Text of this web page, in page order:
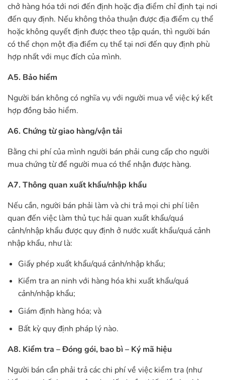
chở hàng hóa tới nơi đến định hoặc địa điểm chỉ định tại nơi
đến quy định. Nếu không thỏa thuận được địa điểm cụ thể
hoặc không quyết định được theo tập quán, thì người bán
có thể chọn một địa điểm cụ thể tại nơi đến quy định phù
hợp nhất với mục đích của mình.
A5. Bảo hiểm
Người bán không có nghĩa vụ với người mua về việc ký kết
hợp đồng bảo hiểm.
A6. Chứng từ giao hàng/vận tải
Bằng chi phí của mình người bán phải cung cấp cho người
mua chứng từ để người mua có thể nhận được hàng.
A7. Thông quan xuất khẩu/nhập khẩu
Nếu cần, người bán phải làm và chi trả mọi chi phí liên
quan đến việc làm thủ tục hải quan xuất khẩu/quá
cảnh/nhập khẩu được quy định ở nước xuất khẩu/quá cảnh
nhập khẩu, như là:
Giấy phép xuất khẩu/quá cảnh/nhập khẩu;
Kiểm tra an ninh với hàng hóa khi xuất khẩu/quá
cảnh/nhập khẩu;
Giám định hàng hóa; và
Bất kỳ quy định pháp lý nào.
A8. Kiểm tra – Đóng gói, bao bì – Ký mã hiệu
Người bán cần phải trả các chi phí về việc kiểm tra (như